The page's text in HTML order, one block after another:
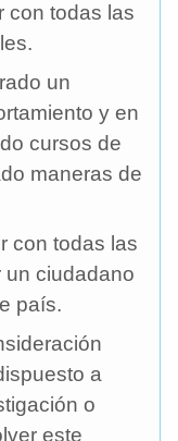
con todas las
un
y en
cursos de
maneras de
con todas las
un ciudadano
país.
a
o
este